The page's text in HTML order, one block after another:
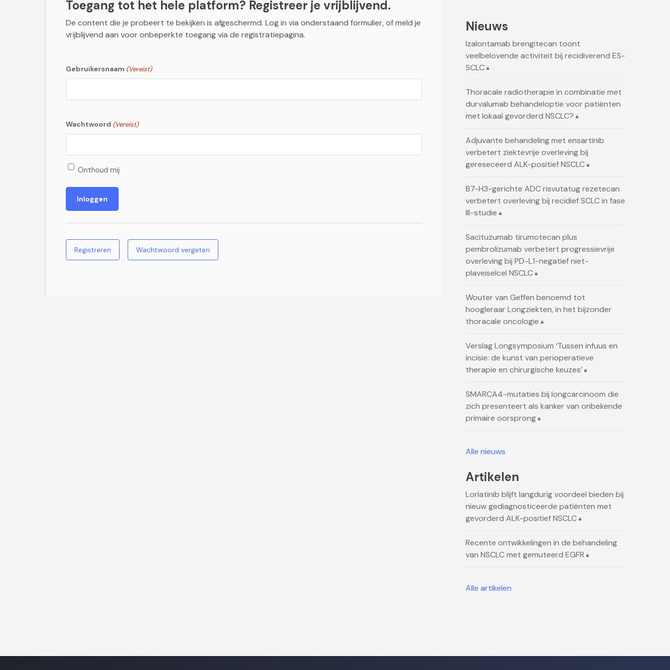
Toegang tot het hele platform? Registreer je vrijblijvend.
De content die je probeert te bekijken is afgeschermd. Log in via onderstaand formulier, of meld je
vrijblijvend aan voor onbeperkte toegang via de registratiepagina.
Gebruikersnaam (Vereist)
Wachtwoord (Vereist)
Onthoud mij
Registreren Wachtwoord vergeten
Nieuws
Izalontamab brengitecan toont
veelbelovende activiteit bij recidiverend ES-
SCLC
Thoracale radiotherapie in combinatie met
durvalumab behandeloptie voor patiënten
met lokaal gevorderd NSCLC?
Adjuvante behandeling met ensartinib
verbetert ziektevrije overleving bij
gereseceerd ALK-positief NSCLC
B7-H3-gerichte ADC risvutatug rezetecan
verbetert overleving bij recidief SCLC in fase
III-studie
Sacituzumab tirumotecan plus
pembrolizumab verbetert progressievrije
overleving bij PD-L1-negatief niet-
plaveiselcel NSCLC
Wouter van Geffen benoemd tot
hoogleraar Longziekten, in het bijzonder
thoracale oncologie
Verslag Longsymposium ‘Tussen infuus en
incisie: de kunst van perioperatieve
therapie en chirurgische keuzes’
SMARCA4-mutaties bij longcarcinoom die
zich presenteert als kanker van onbekende
primaire oorsprong
Alle nieuws
Artikelen
Lorlatinib blijft langdurig voordeel bieden bij
nieuw gediagnosticeerde patiënten met
gevorderd ALK-positief NSCLC
Recente ontwikkelingen in de behandeling
van NSCLC met gemuteerd EGFR
Alle artikelen